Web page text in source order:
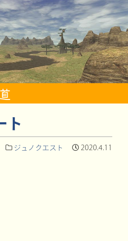
ト
ジュノクエスト 2020.4.11